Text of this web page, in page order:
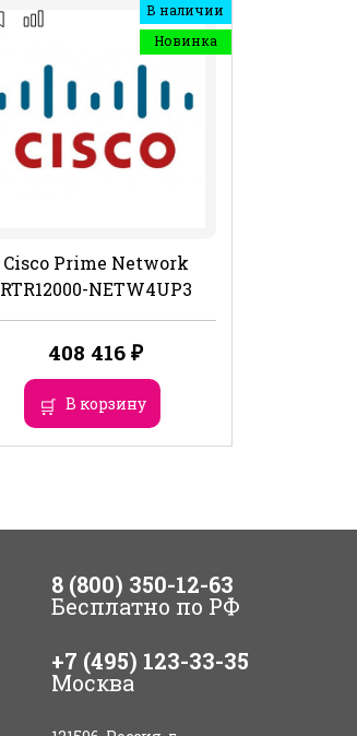
В наличии
Новинка
Cisco Prime Network
RTR12000-NETW4UP3
408 416₽
В корзину
8 (800) 350-12-63
Бесплатно по РФ
+7 (495) 123-33-35
Москва